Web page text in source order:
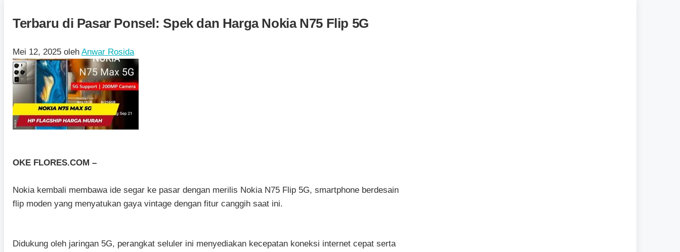
Terbaru di Pasar Ponsel: Spek dan Harga Nokia N75 Flip 5G
Mei 12, 2025 oleh Anwar Rosida
OKE FLORES.COM –
Nokia kembali membawa ide segar ke pasar dengan merilis Nokia N75 Flip 5G, smartphone berdesain
flip moden yang menyatukan gaya vintage dengan fitur canggih saat ini.
Didukung oleh jaringan 5G, perangkat seluler ini menyediakan kecepatan koneksi internet cepat serta